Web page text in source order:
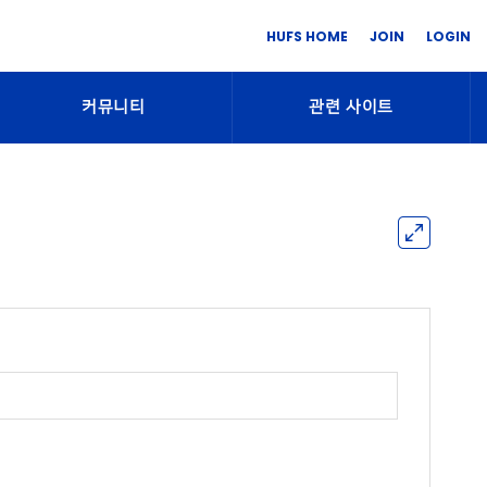
HUFS HOME JOIN LOGIN
커뮤니티 관련 사이트